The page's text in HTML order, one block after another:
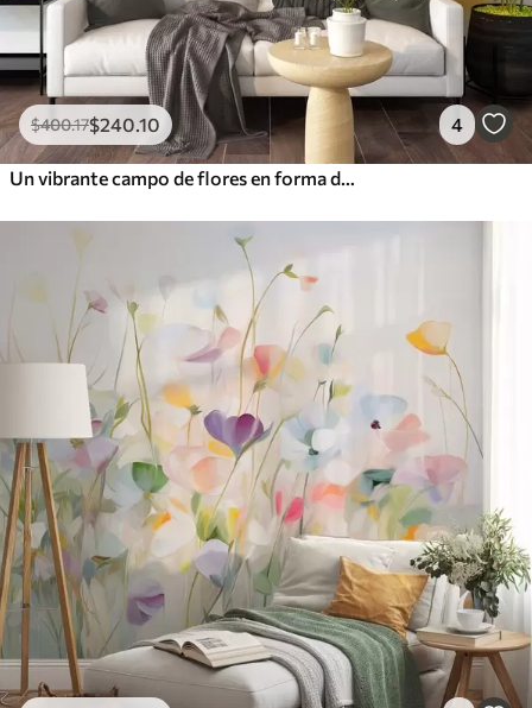
$400.17$240 .10 4